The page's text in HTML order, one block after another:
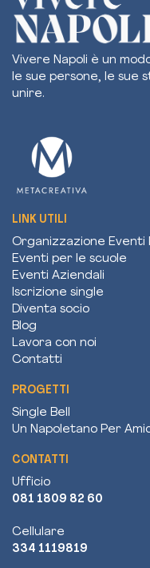
Vivere Napoli è un
le sue persone, le sue
unire.
LINK UTILI
Organizzazione Eventi
Eventi per le scuole
Eventi Aziendali
Iscrizione single
Diventa socio
Blog
Lavora con noi
Contatti
PROGETTI
Single Bell
Un Napoletano Per
CONTATTI
Ufficio
081 1809 82 60
Cellulare
334 1119819